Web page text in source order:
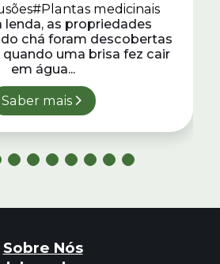
#Plantas medicinais
lenda, as propriedades
chá foram descobertas
uma brisa fez cair
em água...
Saber mais
Sobre Nós